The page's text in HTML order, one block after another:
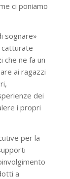
ci poniamo
sognare»
catturate
che ne fa un
ai ragazzi
dei
i propri
per la
a